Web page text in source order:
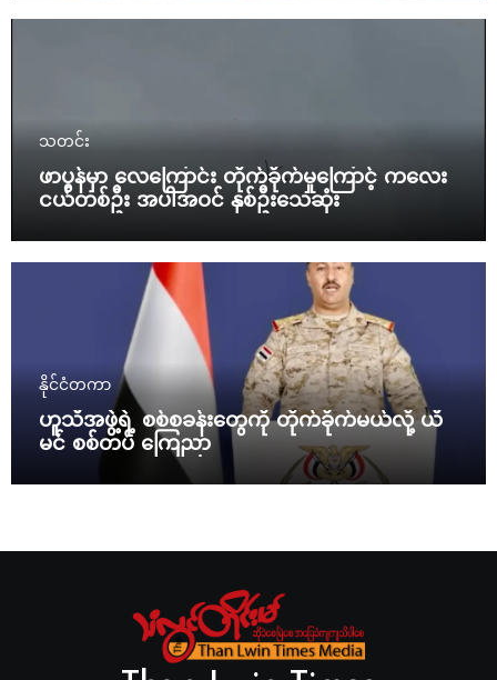
သတင်း
ဖာပွန်မှာ လေကြောင်း တိုက်ခိုက်မှုကြောင့် ကလေး
ငယ်တစ်ဦး အပါအဝင် နှစ်ဦးသေဆုံး
နိုင်ငံတကာ
ဟူသီအဖွဲ့ရဲ့ စစ်စခန်းတွေကို တိုက်ခိုက်မယ်လို့ ယီ
မင် စစ်တပ် ကြေညာ